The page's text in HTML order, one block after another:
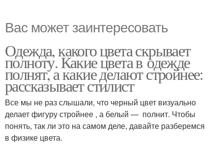
Вас может заинтересовать
Одежда, какого цвета скрывает
полноту. Какие цвета в одежде
полнят, а какие делают стройнее:
рассказывает стилист
Все мы не раз слышали, что черный цвет визуально
делает фигуру стройнее , а белый — полнит. Чтобы
понять, так ли это на самом деле, давайте разберемся
в физике цвета.